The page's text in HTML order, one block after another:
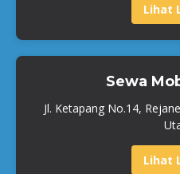
Lihat
Sewa
Jl. Ketapang No.14,
Lihat